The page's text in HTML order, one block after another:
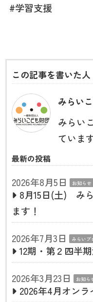
#学習支援
この記事を書いた人
みらい
みらい
ています
最新の投稿
2026年8月5日 お知らせ
8月15日(土) み
ます！
2026年7月3日
みらいブ
12期・第２四半
2026年3月23日
お知ら
2026年4月オン